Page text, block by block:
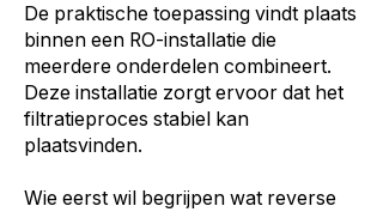
De praktische toepassing vindt plaats
binnen een RO-installatie die
meerdere onderdelen combineert.
Deze installatie zorgt ervoor dat het
filtratieproces stabiel kan
plaatsvinden.
Wie eerst wil begrijpen wat reverse